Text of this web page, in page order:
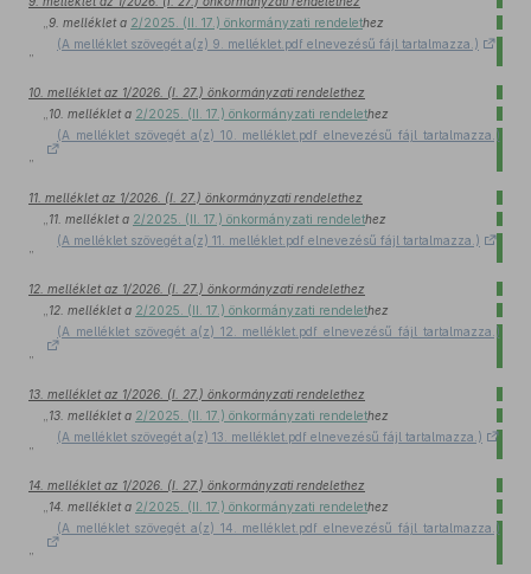
9. melléklet a 2/2025. (II. 17.) önkormányzati rendelethez
(A melléklet szövegét a(z) 9. melléklet.pdf elnevezésű fájl tartalmazza.)
”
10. melléklet az 1/2026. (I. 27.) önkormányzati rendelethez
10. melléklet a 2/2025. (II. 17.) önkormányzati rendelethez
(A melléklet szövegét a(z) 10. melléklet.pdf elnevezésű fájl tartalmazza.)
”
11. melléklet az 1/2026. (I. 27.) önkormányzati rendelethez
11. melléklet a 2/2025. (II. 17.) önkormányzati rendelethez
(A melléklet szövegét a(z) 11. melléklet.pdf elnevezésű fájl tartalmazza.)
”
12. melléklet az 1/2026. (I. 27.) önkormányzati rendelethez
12. melléklet a 2/2025. (II. 17.) önkormányzati rendelethez
(A melléklet szövegét a(z) 12. melléklet.pdf elnevezésű fájl tartalmazza.)
”
13. melléklet az 1/2026. (I. 27.) önkormányzati rendelethez
13. melléklet a 2/2025. (II. 17.) önkormányzati rendelethez
(A melléklet szövegét a(z) 13. melléklet.pdf elnevezésű fájl tartalmazza.)
”
14. melléklet az 1/2026. (I. 27.) önkormányzati rendelethez
14. melléklet a 2/2025. (II. 17.) önkormányzati rendelethez
(A melléklet szövegét a(z) 14. melléklet.pdf elnevezésű fájl tartalmazza.)
”